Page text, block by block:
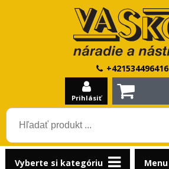
+421534496416
Prihlásiť
Vyberte si kategóriu Menu